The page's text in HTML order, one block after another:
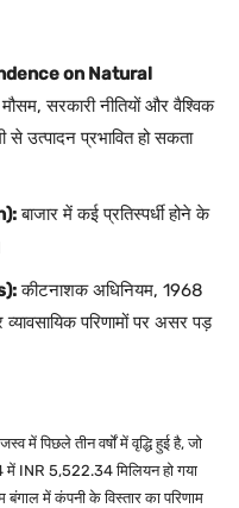
on Natural
सरकारी नीतियों और वैश्विक
से उत्पादन प्रभावित हो सकता
बाजार में कई प्रतिस्पर्धी होने के
कीटनाशक अधिनियम, 1968
परिणामों पर असर पड़
में पिछले तीन वर्षों में वृद्धि हुई है, जो
INR 5,522.34 मिलियन हो गया
बंगाल में कंपनी के विस्तार का परिणाम